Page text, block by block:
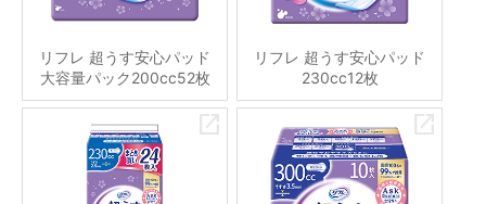
リフレ 超うす安心パッド
大容量パック200cc52枚
リフレ 超うす安心パッド
230cc12枚